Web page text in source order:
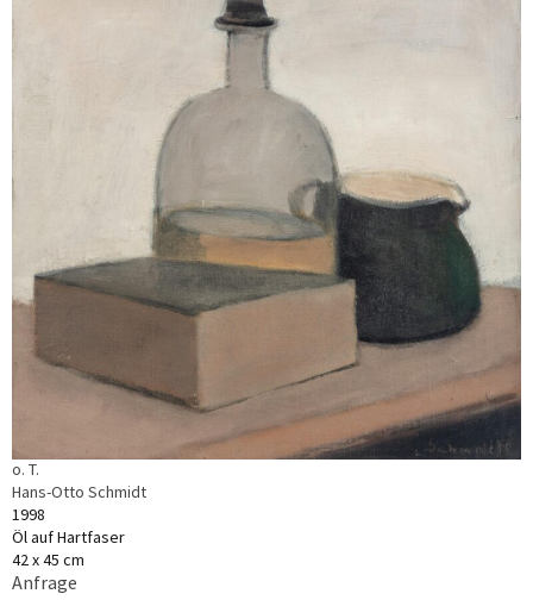
o. T.
Hans-Otto Schmidt
1998
Öl auf Hartfaser
42 x 45 cm
Anfrage